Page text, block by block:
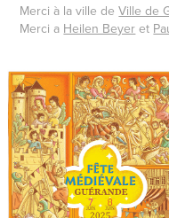
Merci à la ville deVille de
Merci a Heilen Beyer et